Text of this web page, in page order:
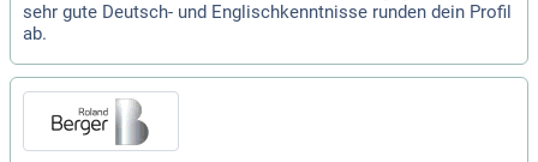
sehr gute Deutsch- und Englischkenntnisse runden dein Profil
ab.